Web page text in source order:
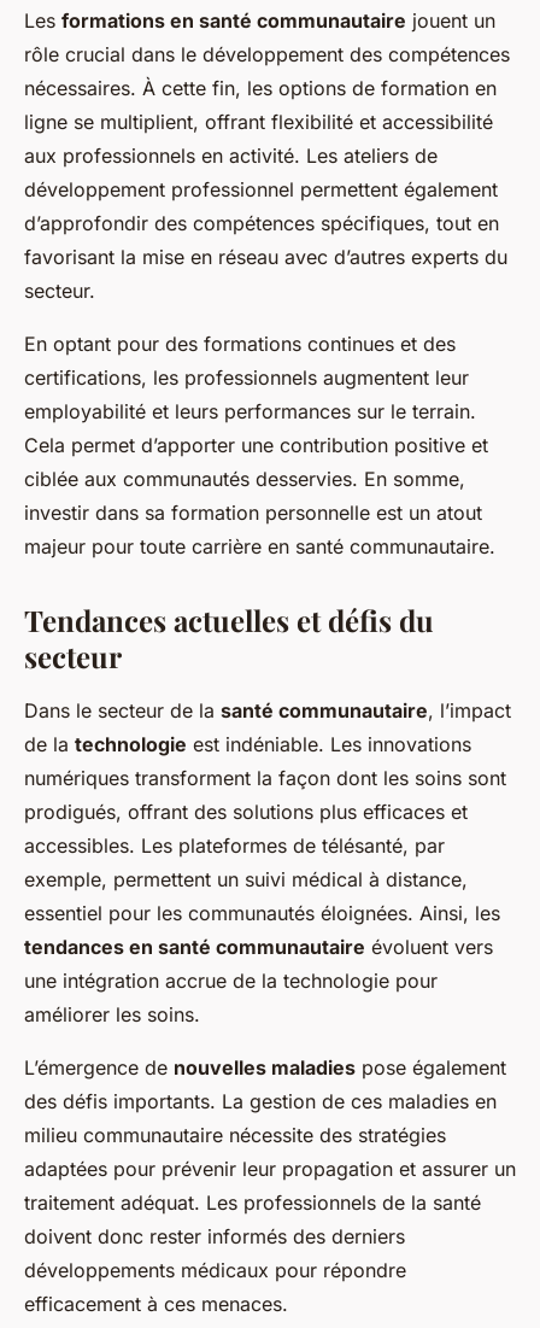
Les formations en santé communautaire jouent un
rôle crucial dans le développement des compétences
nécessaires. À cette fin, les options de formation en
ligne se multiplient, offrant flexibilité et accessibilité
aux professionnels en activité. Les ateliers de
développement professionnel permettent également
d’approfondir des compétences spécifiques, tout en
favorisant la mise en réseau avec d’autres experts du
secteur.
En optant pour des formations continues et des
certifications, les professionnels augmentent leur
employabilité et leurs performances sur le terrain.
Cela permet d’apporter une contribution positive et
ciblée aux communautés desservies. En somme,
investir dans sa formation personnelle est un atout
majeur pour toute carrière en santé communautaire.
Tendances actuelles et défis du
secteur
Dans le secteur de la santé communautaire, l’impact
de la technologie est indéniable. Les innovations
numériques transforment la façon dont les soins sont
prodigués, offrant des solutions plus efficaces et
accessibles. Les plateformes de télésanté, par
exemple, permettent un suivi médical à distance,
essentiel pour les communautés éloignées. Ainsi, les
tendances en santé communautaire évoluent vers
une intégration accrue de la technologie pour
améliorer les soins.
L’émergence de nouvelles maladies pose également
des défis importants. La gestion de ces maladies en
milieu communautaire nécessite des stratégies
adaptées pour prévenir leur propagation et assurer un
traitement adéquat. Les professionnels de la santé
doivent donc rester informés des derniers
développements médicaux pour répondre
efficacement à ces menaces.